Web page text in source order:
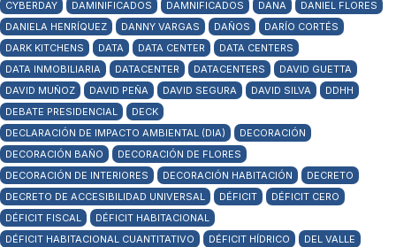
CYBERDAY
DAMINIFICADOS DAMNIFICADOS DANA
DANIEL FLORES
DANIELA HENRÍQUEZ
DANNY VARGAS DAÑOS
DARÍO CORTÉS
DARK KITCHENS
DATA DATA CENTER
DATA CENTERS
DATA INMOBILIARIA
DATACENTER DATACENTERS
DAVID GUETTA
DAVID MUÑOZ
DAVID PEÑA DAVID SEGURA DAVID SILVA
DDHH
DEBATE PRESIDENCIAL
DECK
DECLARACIÓN DE IMPACTO AMBIENTAL (DIA)
DECORACIÓN
DECORACIÓN BAÑO
DECORACIÓN DE FLORES
DECORACIÓN DE INTERIORES
DECORACIÓN HABITACIÓN
DECRETO
DECRETO DE ACCESIBILIDAD UNIVERSAL
DÉFICIT
DÉFICIT CERO
DÉFICIT FISCAL
DÉFICIT HABITACIONAL
DÉFICIT HABITACIONAL CUANTITATIVO
DÉFICIT HÍDRICO
DEL VALLE